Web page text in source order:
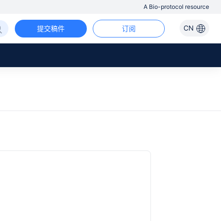
A Bio-protocol resource
CN
订阅
提交稿件